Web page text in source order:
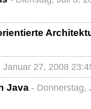
Januar 27, 2008
Java - Donnerstag,